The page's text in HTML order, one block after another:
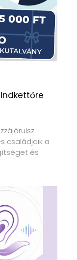
családjaik a
és